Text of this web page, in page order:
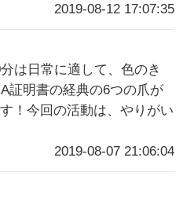
2019-08-12 17:07:35
は日常に適して、色のき
証明書の経典の6つの爪が
！今回の活動は、やりがい
2019-08-07 21:06:04